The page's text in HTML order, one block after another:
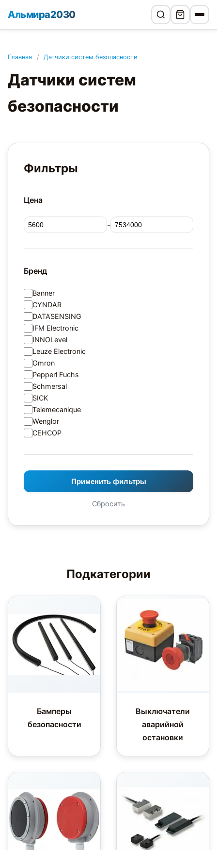
Альмира2030
Главная / Датчики систем безопасности
Датчики систем
безопасности
Фильтры
Цена
-
Бренд
Banner
CYNDAR
DATASENSING
IFM Electronic
INNOLevel
Leuze Electronic
Omron
Pepperl Fuchs
Schmersal
SICK
Telemecanique
Wenglor
СЕНСОР
Применить фильтры
Сбросить
Подкатегории
Бамперы
безопасности
Выключатели
аварийной
остановки